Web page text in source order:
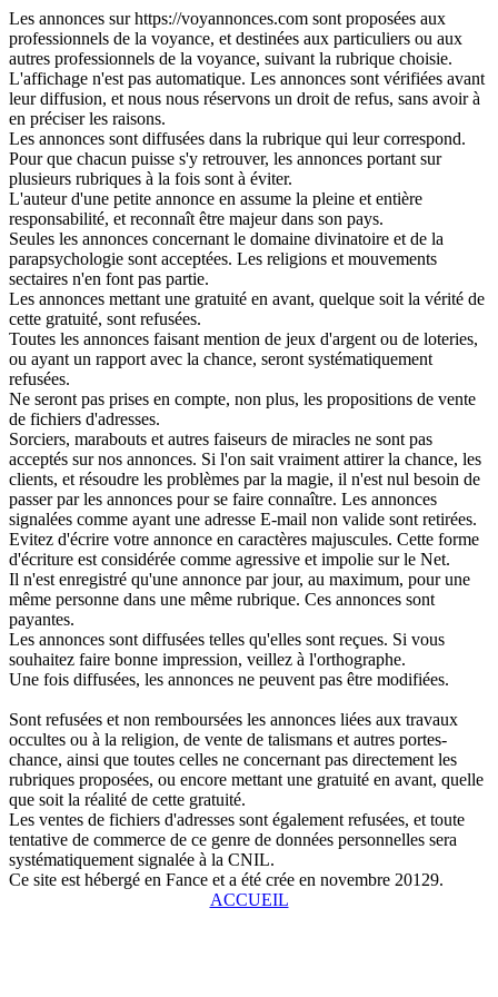
Les annonces sur https://voyannonces.com sont proposées aux
professionnels de la voyance, et destinées aux particuliers ou aux
autres professionnels de la voyance, suivant la rubrique choisie.
L'affichage n'est pas automatique. Les annonces sont vérifiées avant
leur diffusion, et nous nous réservons un droit de refus, sans avoir à
en préciser les raisons.
Les annonces sont diffusées dans la rubrique qui leur correspond.
Pour que chacun puisse s'y retrouver, les annonces portant sur
plusieurs rubriques à la fois sont à éviter.
L'auteur d'une petite annonce en assume la pleine et entière
responsabilité, et reconnaît être majeur dans son pays.
Seules les annonces concernant le domaine divinatoire et de la
parapsychologie sont acceptées. Les religions et mouvements
sectaires n'en font pas partie.
Les annonces mettant une gratuité en avant, quelque soit la vérité de
cette gratuité, sont refusées.
Toutes les annonces faisant mention de jeux d'argent ou de loteries,
ou ayant un rapport avec la chance, seront systématiquement
refusées.
Ne seront pas prises en compte, non plus, les propositions de vente
de fichiers d'adresses.
Sorciers, marabouts et autres faiseurs de miracles ne sont pas
acceptés sur nos annonces. Si l'on sait vraiment attirer la chance, les
clients, et résoudre les problèmes par la magie, il n'est nul besoin de
passer par les annonces pour se faire connaître. Les annonces
signalées comme ayant une adresse E-mail non valide sont retirées.
Evitez d'écrire votre annonce en caractères majuscules. Cette forme
d'écriture est considérée comme agressive et impolie sur le Net.
Il n'est enregistré qu'une annonce par jour, au maximum, pour une
même personne dans une même rubrique. Ces annonces sont
payantes.
Les annonces sont diffusées telles qu'elles sont reçues. Si vous
souhaitez faire bonne impression, veillez à l'orthographe.
Une fois diffusées, les annonces ne peuvent pas être modifiées.
Sont refusées et non remboursées les annonces liées aux travaux
occultes ou à la religion, de vente de talismans et autres portes-
chance, ainsi que toutes celles ne concernant pas directement les
rubriques proposées, ou encore mettant une gratuité en avant, quelle
que soit la réalité de cette gratuité.
Les ventes de fichiers d'adresses sont également refusées, et toute
tentative de commerce de ce genre de données personnelles sera
systématiquement signalée à la CNIL.
Ce site est hébergé en Fance et a été crée en novembre 20129.
ACCUEIL